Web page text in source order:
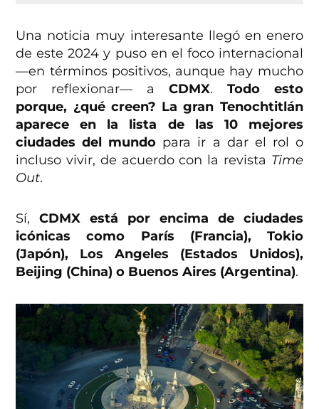
Una noticia muy interesante llegó en enero
de este 2024 y puso en el foco internacional
—en términos positivos, aunque hay mucho
por reflexionar— a CDMX. Todo esto
porque, ¿qué creen? La gran Tenochtitlán
aparece en la lista de las 10 mejores
ciudades del mundo para ir a dar el rol o
incluso vivir, de acuerdo con la revista Time
Out.
Sí,CDMX está por encima de ciudades
icónicas como París (Francia), Tokio
(Japón), Los Angeles (Estados Unidos),
Beijing (China) o Buenos Aires (Argentina).